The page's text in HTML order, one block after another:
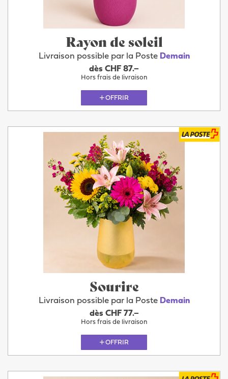
Rayon de soleil
Livraison possible par la Poste Demain
dès CHF 87.–
Hors frais de livraison
OFFRIR
Sourire
Livraison possible par la Poste Demain
dès CHF 77.–
Hors frais de livraison
OFFRIR